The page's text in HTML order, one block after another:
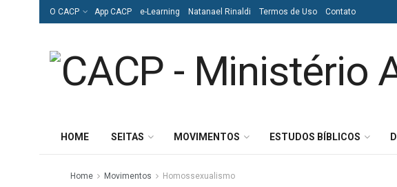
O CACP App CACP e-Learning Natanael Rinaldi Termos de Uso Contato
HOME SEITAS MOVIMENTOS ESTUDOS BÍBLICOS
Home Movimentos Homossexualismo